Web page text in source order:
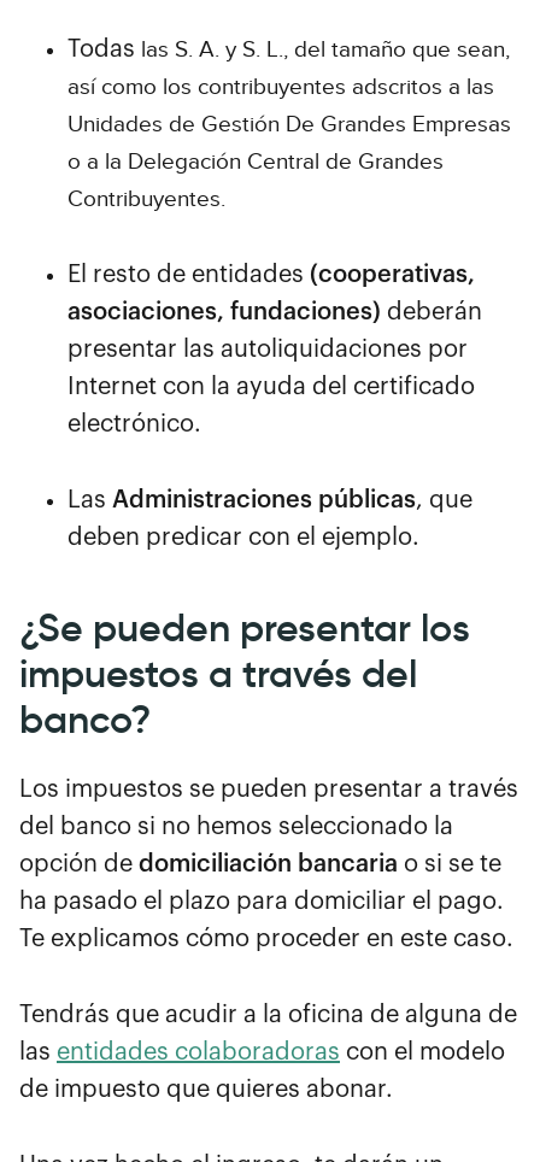
Todas las S. A. y S. L., del tamaño que sean,
así como los contribuyentes adscritos a las
Unidades de Gestión De Grandes Empresas
o a la Delegación Central de Grandes
Contribuyentes.
El resto de entidades (cooperativas,
asociaciones, fundaciones) deberán
presentar las autoliquidaciones por
Internet con la ayuda del certificado
electrónico.
Las Administraciones públicas, que
deben predicar con el ejemplo.
¿Se pueden presentar los
impuestos a través del
banco?
Los impuestos se pueden presentar a través
del banco si no hemos seleccionado la
opción de domiciliación bancaria o si se te
ha pasado el plazo para domiciliar el pago.
Te explicamos cómo proceder en este caso.
Tendrás que acudir a la oficina de alguna de
las entidades colaboradoras con el modelo
de impuesto que quieres abonar.